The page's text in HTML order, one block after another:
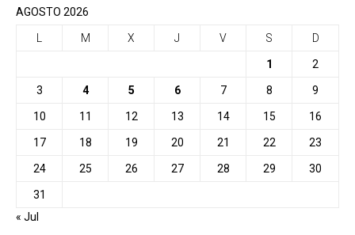
AGOSTO 2026
M X J V S D
1 2
3 4 5 6 7 8 9
10 11 12 13 14 15 16
17 18 19 20 21 22 23
24 25 26 27 28 29 30
31
« Jul